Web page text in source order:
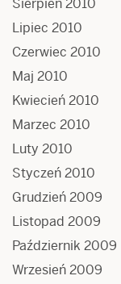
Lipiec 2010
Czerwiec 2010
Maj 2010
Kwiecień 2010
Marzec 2010
Luty 2010
Styczeń 2010
Grudzień 2009
Listopad 2009
Październik 2009
Wrzesień 2009